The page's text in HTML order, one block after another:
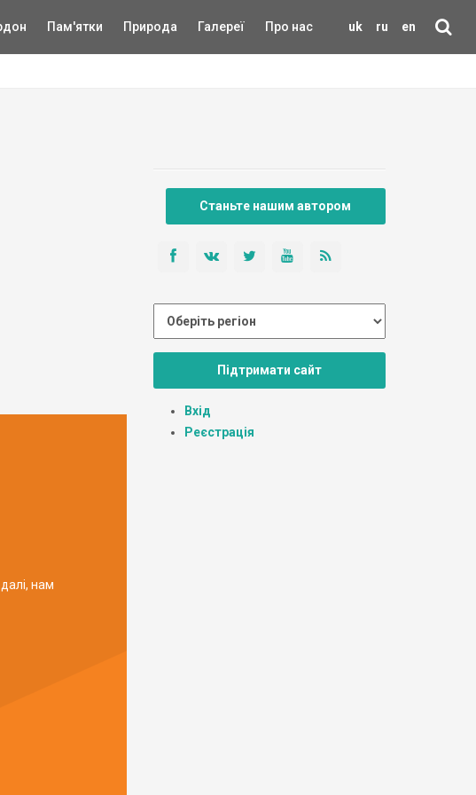
uk ru en
Пам'ятки Природа Галереї Про нас
нам
Станьте нашим автором
Підтримати сайт
Вхід
Реєстрація